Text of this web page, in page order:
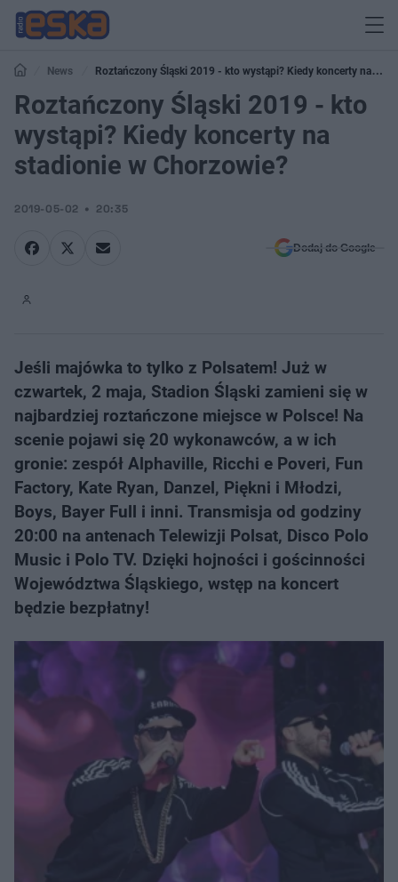
News
Roztańczony Śląski 2019 - kto wystąpi? Kiedy koncerty na
stadionie w Chorzowie?
Roztańczony Śląski 2019 - kto
wystąpi? Kiedy koncerty na
stadionie w Chorzowie?
2019-05-02 20:35
Dodaj do Google
Jeśli majówka to tylko z Polsatem! Już w
czwartek, 2 maja, Stadion Śląski zamieni się w
najbardziej roztańczone miejsce w Polsce! Na
scenie pojawi się 20 wykonawców, a w ich
gronie: zespół Alphaville, Ricchi e Poveri, Fun
Factory, Kate Ryan, Danzel, Piękni i Młodzi,
Boys, Bayer Full i inni. Transmisja od godziny
20:00 na antenach Telewizji Polsat, Disco Polo
Music i Polo TV. Dzięki hojności i gościnności
Województwa Śląskiego, wstęp na koncert
będzie bezpłatny!